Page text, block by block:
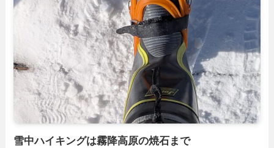
雪中ハイキングは霧降高原の焼石まで